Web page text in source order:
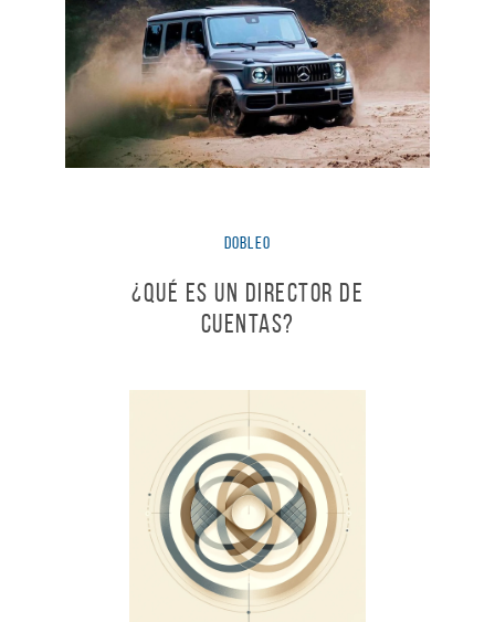
dobleO
¿Qué es un Director de
Cuentas?